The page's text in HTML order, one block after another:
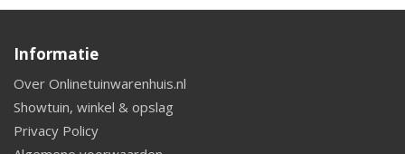
Informatie
Over Onlinetuinwarenhuis.nl
Showtuin, winkel & opslag
Privacy Policy